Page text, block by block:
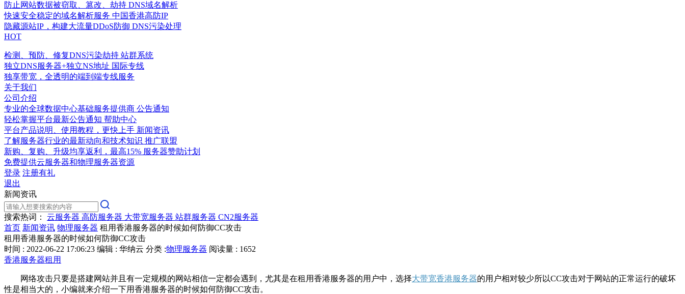
防止网站数据被窃取、篡改、劫持 DNS域名解析
快速安全稳定的域名解析服务 中国香港高防IP
隐藏源站IP，构建大流量DDoS防御 DNS污染处理
HOT
检测、预防、修复DNS污染劫持 站群系统
独立DNS服务器+独立NS地址 国际专线
独享带宽，全透明的端到端专线服务
关于我们
公司介绍
专业的全球数据中心基础服务提供商 公告通知
轻松掌握平台最新公告通知 帮助中心
平台产品说明、使用教程，更快上手 新闻资讯
了解服务器行业的最新动向和技术知识 推广联盟
新购、复购、升级均享返利，最高15% 服务器赞助计划
免费提供云服务器和物理服务器资源
登录 注册有礼
退出
新闻资讯
搜索热词： 云服务器 高防服务器 大带宽服务器 站群服务器 CN2服务器
首页 新闻资讯 物理服务器 租用香港服务器的时候如何防御CC攻击
租用香港服务器的时候如何防御CC攻击
时间 : 2022-06-22 17:06:23 编辑 : 华纳云 分类 :物理服务器 阅读量 : 1652
香港服务器租用
网络攻击只要是搭建网站并且有一定规模的网站相信一定都会遇到，尤其是在租用香港服务器的用户中，选择大带宽香港服务器的用户相对较少所以CC攻击对于网站的正常运行的破坏
性是相当大的，小编就来介绍一下用香港服务器的时候如何防御CC攻击。